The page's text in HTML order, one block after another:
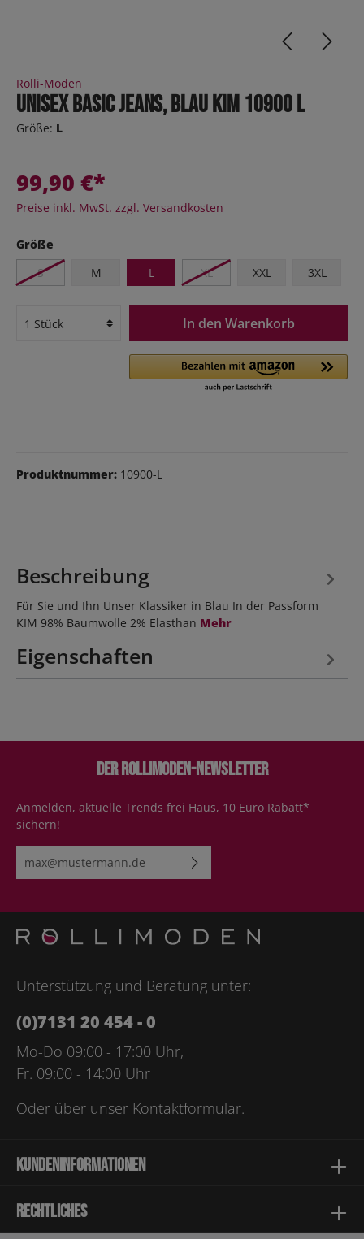
Rolli-Moden
Unisex Basic Jeans, Blau KIM 10900 L
Größe: L
99,90 €*
Preise inkl. MwSt. zzgl. Versandkosten
Größe
S
M L XL XXL 3XL
In den Warenkorb
Produktnummer: 10900-L
Beschreibung
Für Sie und Ihn Unser Klassiker in Blau In der Passform
KIM 98% Baumwolle 2% Elasthan Mehr
Eigenschaften
Der Rollimoden-Newsletter
Anmelden, aktuelle Trends frei Haus, 10 Euro Rabatt*
sichern!
Bitte geben Sie die abgebildeten Zeichen ein*
Unterstützung und Beratung unter:
(0)7131 20 454 - 0
Mo-Do 09:00 - 17:00 Uhr,
Fr. 09:00 - 14:00 Uhr
Oder über unser Kontaktformular.
Kundeninformationen
Rechtliches